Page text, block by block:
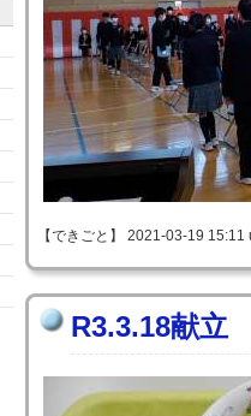
【できごと】 2021-03-19
R3.3.18献立